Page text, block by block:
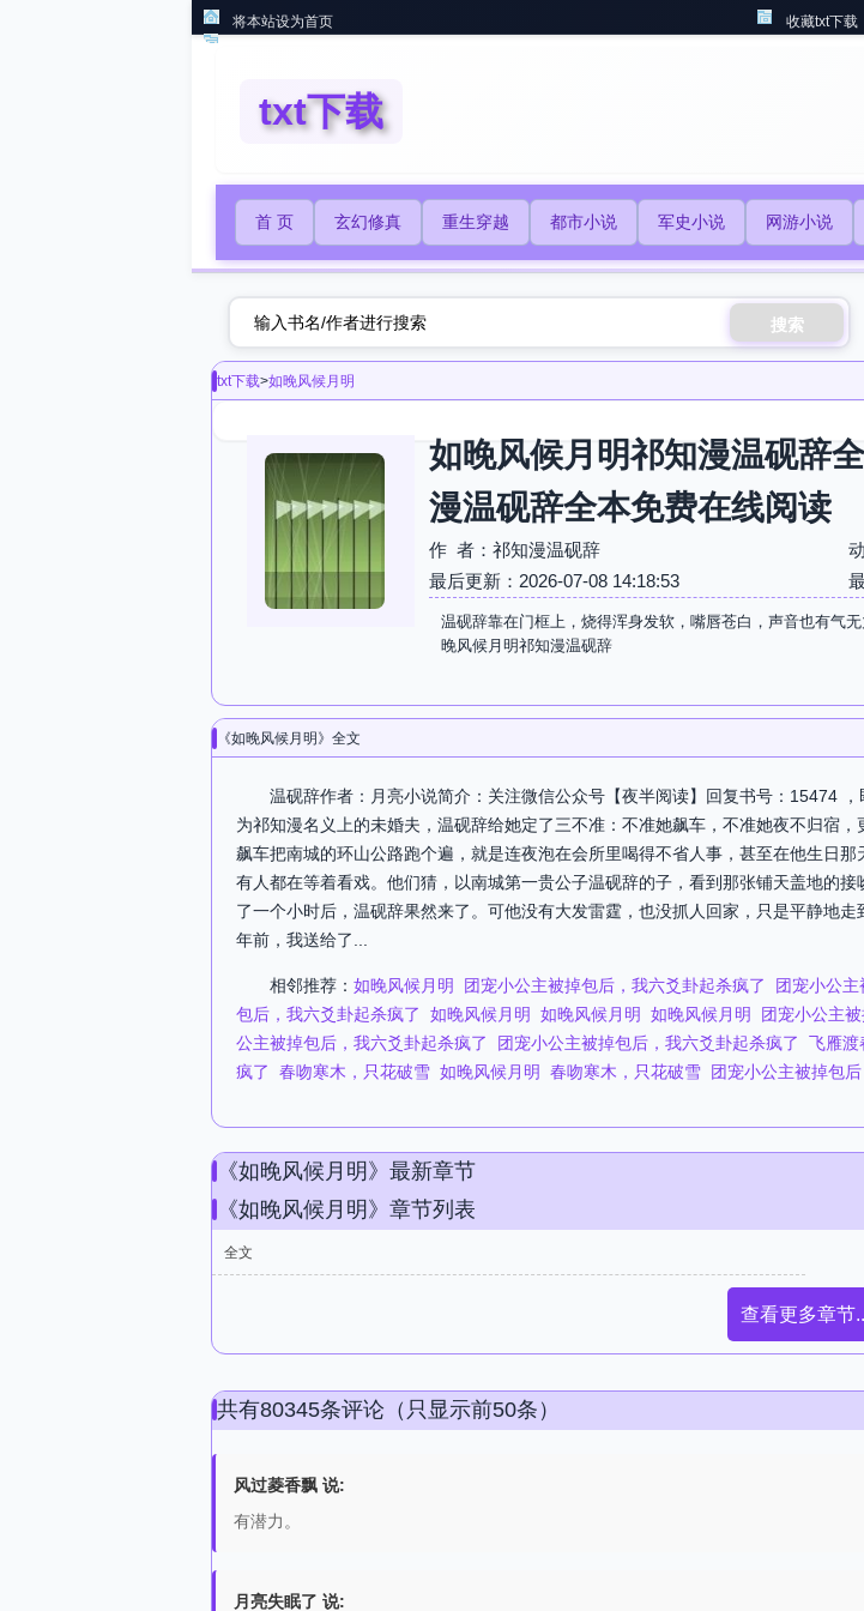
将本站设为首页 收藏txt下载
txt下载
首 页 玄幻修真 重生穿越 都市小说 军史小说 网游小说
搜索
txt下载>如晚风候月明
如晚风候月明祁知漫温砚辞
漫温砚辞全本免费在线阅读
作 者：祁知漫温砚辞
最后更新：2026-07-08 14:18:53
温砚辞靠在门框上，烧得浑身发软，嘴唇苍白，声音也有气
晚风候月明祁知漫温砚辞
《如晚风候月明》全文
温砚辞作者：月亮小说简介：关注微信公众号【夜半阅读】回复书号：15474
为祁知漫名义上的未婚夫，温砚辞给她定了三不准：不准她飙车，不准她夜不归宿
飙车把南城的环山公路跑个遍，就是连夜泡在会所里喝得不省人事，甚至在他生日
有人都在等着看戏。他们猜，以南城第一贵公子温砚辞的子，看到那张铺天盖地的
了一个小时后，温砚辞果然来了。可他没有大发雷霆，也没抓人回家，只是平静地
年前，我送给了...
相邻推荐： 如晚风候月明 团宠小公主被掉包后，我六爻卦起杀疯了 团宠小公
包后，我六爻卦起杀疯了
如晚风候月明 如晚风候月明 如晚风候月明 团宠小公主
公主被掉包后，我六爻卦起杀疯了
团宠小公主被掉包后，我六爻卦起杀疯了 飞雁渡
疯了
春吻寒木，只花破雪 如晚风候月明 春吻寒木，只花破雪 团宠小公主被掉包
《如晚风候月明》最新章节
《如晚风候月明》章节列表
全文
查看更多章节
共有80345条评论（只显示前50条）
风过菱香飘 说:
有潜力。
月亮失眠了 说: